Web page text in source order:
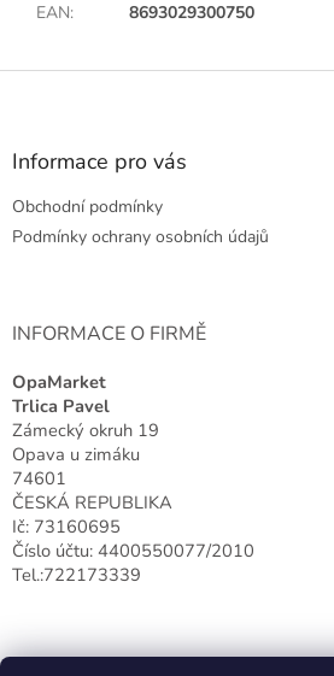
EAN: 8693029300750
Z
Informace pro vás
Obchodní podmínky
Podmínky ochrany osobních údajů
INFORMACE O FIRMĚ
OpaMarket
Trlica Pavel
Zámecký okruh 19
Opava u zimáku
74601
ČESKÁ REPUBLIKA
Ič: 73160695
Číslo účtu: 4400550077/2010
Tel.:722173339